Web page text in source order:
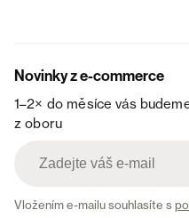
Novinky z e-commerce
1–2× do měsíce vás
z oboru
Vložením e-mailu souhlasíte s